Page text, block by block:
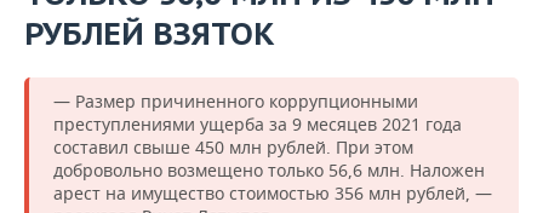
РУБЛЕЙ ВЗЯТОК
— Размер причиненного коррупционными
преступлениями ущерба за 9 месяцев 2021 года
составил свыше 450 млн рублей. При этом
добровольно возмещено только 56,6 млн. Наложен
арест на имущество стоимостью 356 млн рублей, —